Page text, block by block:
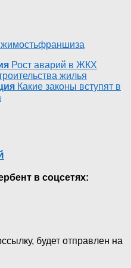
франшиза
Рост аварий в ЖКХ
жилья
Какие законы вступят в
в соцсетях:
будет отправлен на